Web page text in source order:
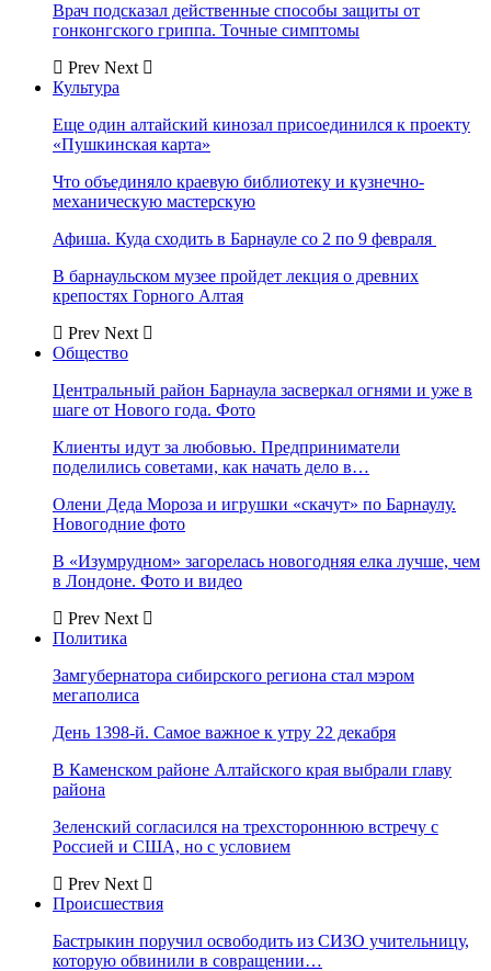
Врач подсказал действенные способы защиты от
гонконгского гриппа. Точные симптомы
Prev Next
Культура
Еще один алтайский кинозал присоединился к проекту
«Пушкинская карта»
Что объединяло краевую библиотеку и кузнечно-
механическую мастерскую
Афиша. Куда сходить в Барнауле со 2 по 9 февраля
В барнаульском музее пройдет лекция о древних
крепостях Горного Алтая
Prev Next
Общество
Центральный район Барнаула засверкал огнями и уже в
шаге от Нового года. Фото
Клиенты идут за любовью. Предприниматели
поделились советами, как начать дело в…
Олени Деда Мороза и игрушки «скачут» по Барнаулу.
Новогодние фото
В «Изумрудном» загорелась новогодняя елка лучше, чем
в Лондоне. Фото и видео
Prev Next
Политика
Замгубернатора сибирского региона стал мэром
мегаполиса
День 1398-й. Самое важное к утру 22 декабря
В Каменском районе Алтайского края выбрали главу
района
Зеленский согласился на трехстороннюю встречу с
Россией и США, но с условием
Prev Next
Происшествия
Бастрыкин поручил освободить из СИЗО учительницу,
которую обвинили в совращении…